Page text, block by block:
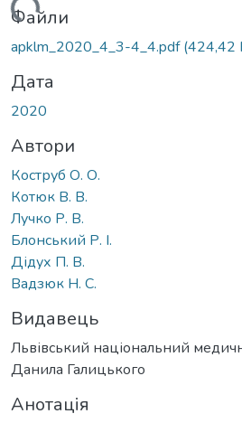
Файли
apklm_2020_4_3-4_4.pdf(424,42
Дата
2020
Автори
Коструб О. О.
Котюк В. В.
Лучко Р. В.
Блонський Р. І.
Дідух П. В.
Вадзюк Н. С.
Видавець
Львівський національний
Данила Галицького
Анотація